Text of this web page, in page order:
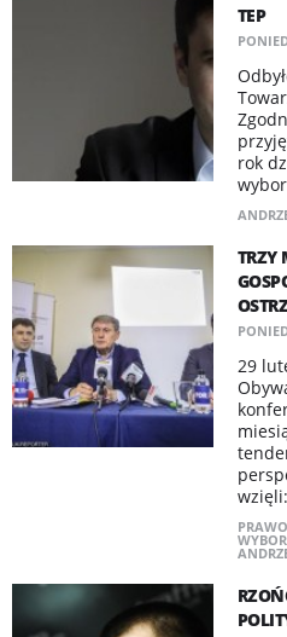
TEP
rok
TRZY
29